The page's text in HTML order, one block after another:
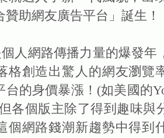
助網友廣告平台」誕生！
人網路傳播力量的爆發年
格創造出驚人的網友瀏覽
台的身價暴漲！(如美國的
各個版主除了得到趣味與
個網路錢潮新趨勢中得到